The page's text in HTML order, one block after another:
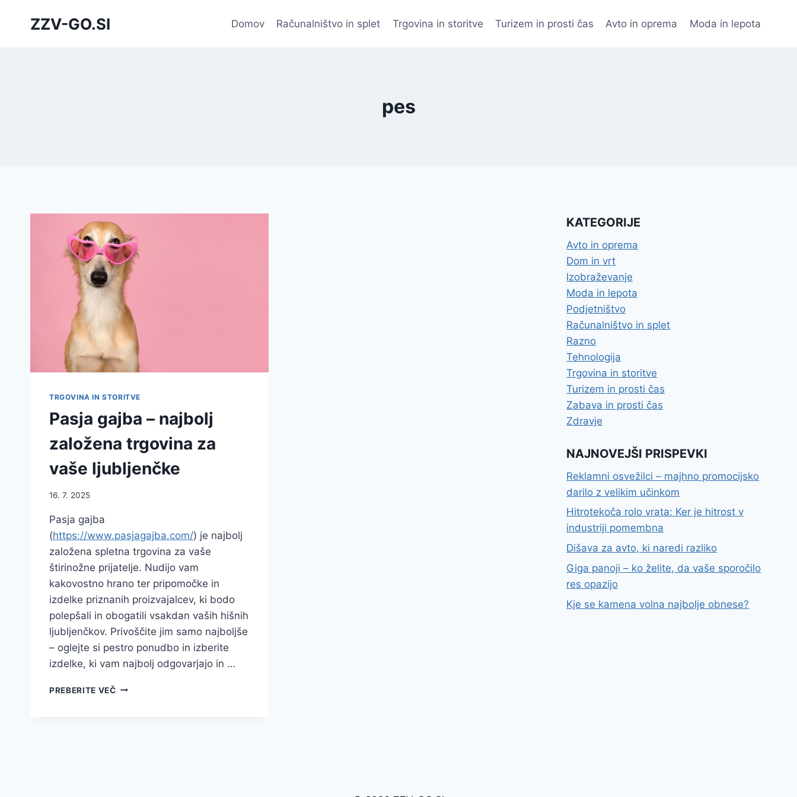
ZZV-GO.SI Domov Računalništvo in splet Trgovina in storitve Turizem in prosti čas Avto in oprema Moda in lepota
pes
TRGOVINA IN STORITVE
Pasja gajba – najbolj
založena trgovina za
vaše ljubljenčke
16. 7. 2025
Pasja gajba
(https://www.pasjagajba.com/) je najbolj
založena spletna trgovina za vaše
štirinožne prijatelje. Nudijo vam
kakovostno hrano ter pripomočke in
izdelke priznanih proizvajalcev, ki bodo
polepšali in obogatili vsakdan vaših hišnih
ljubljenčkov. Privoščite jim samo najboljše
– oglejte si pestro ponudbo in izberite
izdelke, ki vam najbolj odgovarjajo in …
PREBERITE VEČPASJA
KATEGORIJE
Avto in oprema
Dom in vrt
Izobraževanje
Moda in lepota
Podjetništvo
Računalništvo in splet
Razno
Tehnologija
Trgovina in storitve
Turizem in prosti čas
Zabava in prosti čas
Zdravje
NAJNOVEJŠI PRISPEVKI
Reklamni osvežilci – majhno promocijsko
darilo z velikim učinkom
Hitrotekoča rolo vrata: Ker je hitrost v
industriji pomembna
Dišava za avto, ki naredi razliko
Giga panoji – ko želite, da vaše sporočilo
res opazijo
Kje se kamena volna najbolje obnese?